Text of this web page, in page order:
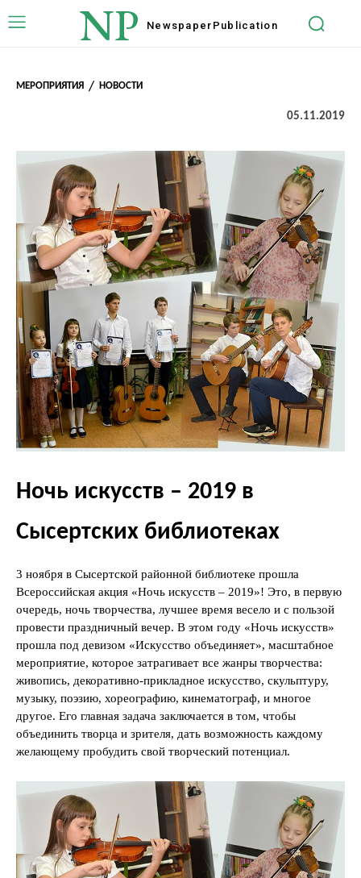
NP Newspaper Publication
МЕРОПРИЯТИЯ НОВОСТИ
05.11.2019
Ночь искусств – 2019 в
Сысертских библиотеках
3 ноября в Сысертской районной библиотеке прошла
Всероссийская акция «Ночь искусств – 2019»! Это, в первую
очередь, ночь творчества, лучшее время весело и с пользой
провести праздничный вечер. В этом году «Ночь искусств»
прошла под девизом «Искусство объединяет», масштабное
мероприятие, которое затрагивает все жанры творчества:
живопись, декоративно-прикладное искусство, скульптуру,
музыку, поэзию, хореографию, кинематограф, и многое
другое. Его главная задача заключается в том, чтобы
объединить творца и зрителя, дать возможность каждому
желающему пробудить свой творческий потенциал.